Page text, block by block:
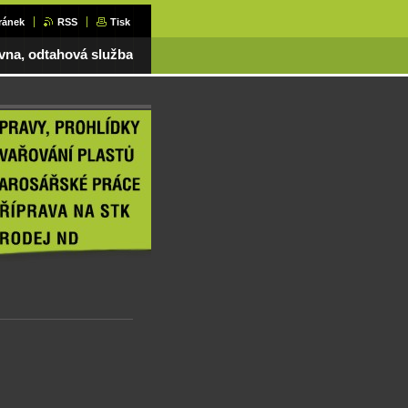
RSS Tisk
odtahová služba